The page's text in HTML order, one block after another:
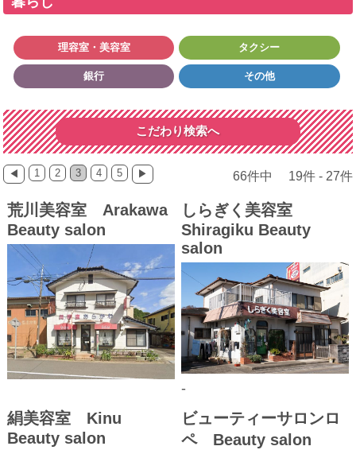
理容室・美容室 タクシー
銀行 その他
こだわり検索へ
◀ 1 2 3 4 5 ▶ 66件中 19件 - 27件
荒川美容室 Arakawa
Beauty salon
しらぎく美容室
Shiragiku Beauty
salon
-
絹美容室 Kinu
Beauty salon
ビューティーサロンロ
ペ Beauty salon